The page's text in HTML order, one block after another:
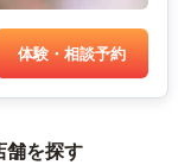
体験・相談予約
舗を探す